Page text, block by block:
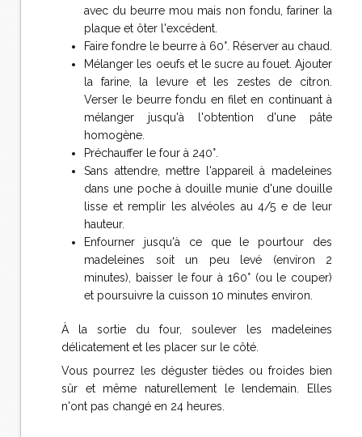
avec du beurre mou mais non fondu, fariner la
plaque et ôter l'excédent.
Faire fondre le beurre à 60°. Réserver au chaud.
Mélanger les oeufs et le sucre au fouet. Ajouter
la farine, la levure et les zestes de citron.
Verser le beurre fondu en filet en continuant à
mélanger jusqu'à l'obtention d'une pâte
homogène.
Préchauffer le four à 240°.
Sans attendre, mettre l'appareil à madeleines
dans une poche à douille munie d'une douille
lisse et remplir les alvéoles au 4/5 e de leur
hauteur.
Enfourner jusqu'à ce que le pourtour des
madeleines soit un peu levé (environ 2
minutes), baisser le four à 160° (ou le couper)
et poursuivre la cuisson 10 minutes environ.
À la sortie du four, soulever les madeleines
délicatement et les placer sur le côté.
Vous pourrez les déguster tièdes ou froides bien
sûr et même naturellement le lendemain. Elles
n'ont pas changé en 24 heures.